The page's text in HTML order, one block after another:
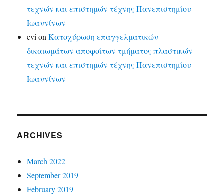
τεχνών και επιστημών τέχνης Πανεπιστημίου
Ιωαννίνων
evi onΚατοχύρωση επαγγελματικών
δικαιωμάτων αποφοίτων τμήματος πλαστικών
τεχνών και επιστημών τέχνης Πανεπιστημίου
Ιωαννίνων
ARCHIVES
March 2022
September 2019
February 2019